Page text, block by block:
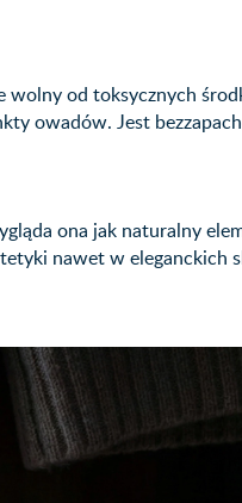
od toksycznych
owadów. Jest
ona jak naturalny
nawet w eleganckich